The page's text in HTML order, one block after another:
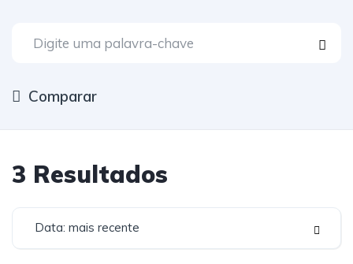
Comparar
3 Resultados
Data: mais recente